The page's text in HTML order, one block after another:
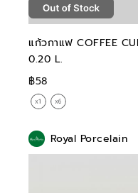
แก้วกาแฟ COFFEE
0.20 L.
฿58
Royal Porcelain